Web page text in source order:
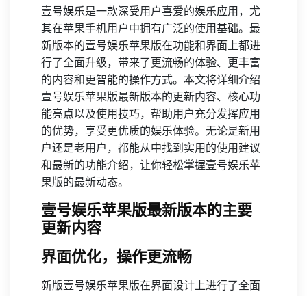
壹号娱乐是一款深受用户喜爱的娱乐应用，尤
其在苹果手机用户中拥有广泛的使用基础。最
新版本的壹号娱乐苹果版在功能和界面上都进
行了全面升级，带来了更流畅的体验、更丰富
的内容和更智能的操作方式。本文将详细介绍
壹号娱乐苹果版最新版本的更新内容、核心功
能亮点以及使用技巧，帮助用户充分发挥应用
的优势，享受更优质的娱乐体验。无论是新用
户还是老用户，都能从中找到实用的使用建议
和最新的功能介绍，让你轻松掌握壹号娱乐苹
果版的最新动态。
壹号娱乐苹果版最新版本的主要
更新内容
界面优化，操作更流畅
新版壹号娱乐苹果版在界面设计上进行了全面